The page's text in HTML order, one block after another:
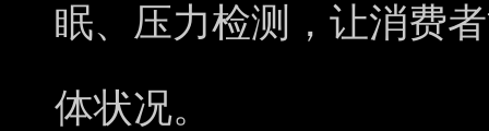
眠、压力检测，让消费
体状况。